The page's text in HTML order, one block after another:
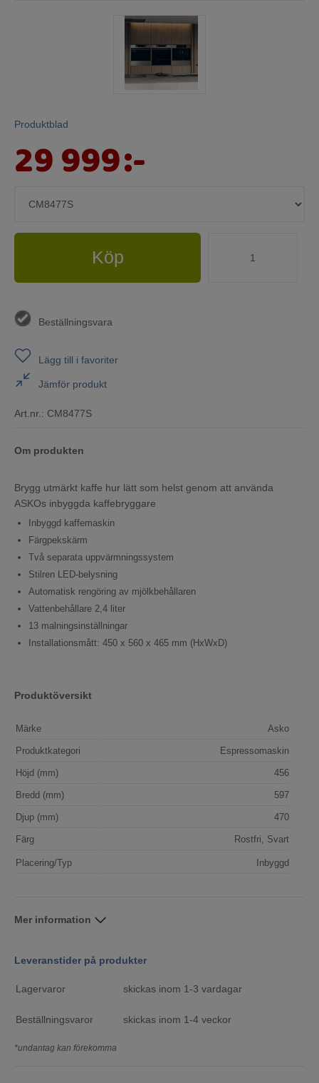
Produktblad
29 999:-
Köp
Beställningsvara
Lägg till i favoriter
Jämför produkt
Art.nr.: CM8477S
Om produkten
Brygg utmärkt kaffe hur lätt som helst genom att använda
ASKOs inbyggda kaffebryggare
Inbyggd kaffemaskin
Färgpekskärm
Två separata uppvärmningssystem
Stilren LED-belysning
Automatisk rengöring av mjölkbehållaren
Vattenbehållare 2,4 liter
13 malningsinställningar
Installationsmått: 450 x 560 x 465 mm (HxWxD)
Produktöversikt
Märke Asko
Produktkategori Espressomaskin
Höjd (mm) 456
Bredd (mm) 597
Djup (mm) 470
Färg Rostfri, Svart
Placering/Typ Inbyggd
Mer information
Leveranstider på produkter
Lagervaror skickas inom 1-3 vardagar
Beställningsvaror skickas inom 1-4 veckor
*undantag kan förekomma